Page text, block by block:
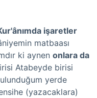
işaretler
matbaası
ki aynen onlara da
Atabeyde birisi
yerde
(yazacaklara)